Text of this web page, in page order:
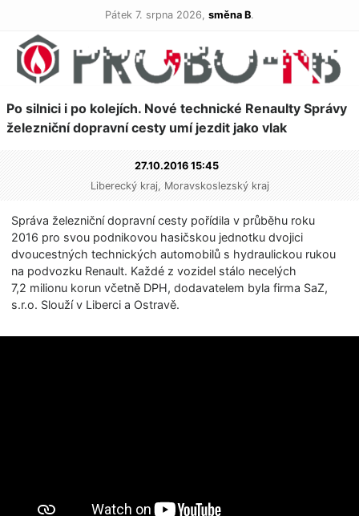
Pátek 7. srpna 2026, směna B.
Po silnici i po kolejích. Nové technické Renaulty Správy
železniční dopravní cesty umí jezdit jako vlak
27.10.2016 15:45
Liberecký kraj, Moravskoslezský kraj
Správa železniční dopravní cesty pořídila v průběhu roku
2016 pro svou podnikovou hasičskou jednotku dvojici
dvoucestných technických automobilů s hydraulickou rukou
na podvozku Renault. Každé z vozidel stálo necelých
7,2 milionu korun včetně DPH, dodavatelem byla firma SaZ,
s.r.o. Slouží v Liberci a Ostravě.